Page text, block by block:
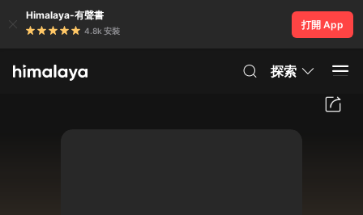
Himalaya-有聲書
4.8k 安裝
打開 App
探索